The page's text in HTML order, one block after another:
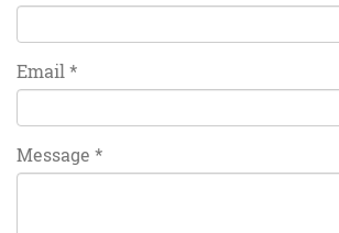
Email *
Message *